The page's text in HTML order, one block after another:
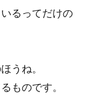
るってだけの
うね。
ものです。